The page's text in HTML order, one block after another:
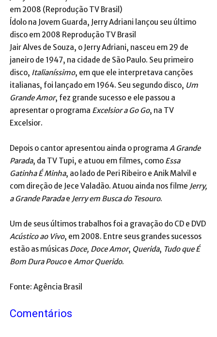
Ídolo na Jovem Guarda, Jerry Adriani lançou seu último
disco em 2008 Reprodução TV Brasil
Jair Alves de Souza, o Jerry Adriani, nasceu em 29 de
janeiro de 1947, na cidade de São Paulo. Seu primeiro
disco, Italianíssimo, em que ele interpretava canções
italianas, foi lançado em 1964. Seu segundo disco, Um
Grande Amor, fez grande sucesso e ele passou a
apresentar o programa Excelsior a Go Go, na TV
Excelsior.
Depois o cantor apresentou ainda o programa A Grande
Parada, da TV Tupi, e atuou em filmes, como Essa
Gatinha É Minha, ao lado de Peri Ribeiro e Anik Malvil e
com direção de Jece Valadão. Atuou ainda nos filme Jerry,
a Grande Paradae Jerry em Busca do Tesouro.
Um de seus últimos trabalhos foi a gravação do CD e DVD
Acústico ao Vivo, em 2008. Entre seus grandes sucessos
estão as músicas Doce, Doce Amor, Querida, Tudo que É
Bom Dura Poucoe Amor Querido.
Fonte: Agência Brasil
Comentários